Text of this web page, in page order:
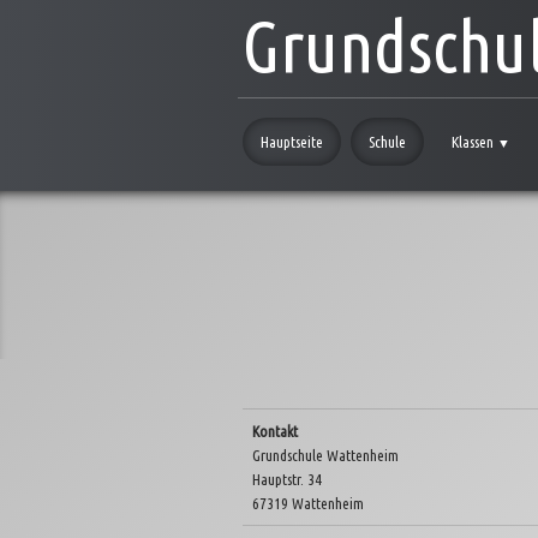
Hauptseite Schule Klassen ▼
Kontakt
Grundschule Wattenheim
Hauptstr. 34
67319 Wattenheim